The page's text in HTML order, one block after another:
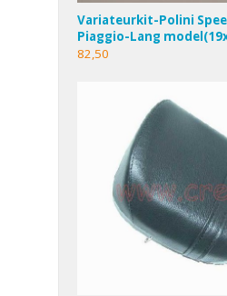
Variateurkit-Polini
Piaggio-Lang
82,50